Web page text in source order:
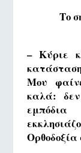
Το
– Κύριε
Μου
καλά:
Ορθοδοξία